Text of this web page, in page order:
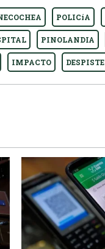
POLICíA
PINOLANDIA
IMPACTO DESPISTE